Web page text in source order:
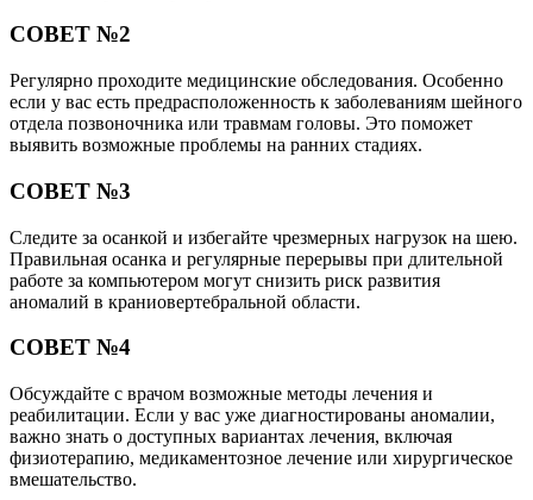
СОВЕТ №2
Регулярно проходите медицинские обследования. Особенно
если у вас есть предрасположенность к заболеваниям шейного
отдела позвоночника или травмам головы. Это поможет
выявить возможные проблемы на ранних стадиях.
СОВЕТ №3
Следите за осанкой и избегайте чрезмерных нагрузок на шею.
Правильная осанка и регулярные перерывы при длительной
работе за компьютером могут снизить риск развития
аномалий в краниовертебральной области.
СОВЕТ №4
Обсуждайте с врачом возможные методы лечения и
реабилитации. Если у вас уже диагностированы аномалии,
важно знать о доступных вариантах лечения, включая
физиотерапию, медикаментозное лечение или хирургическое
вмешательство.